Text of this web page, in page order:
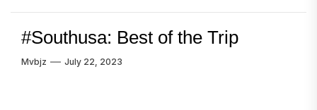
#Southusa: Best of the Trip
Mvbjz July 22, 2023